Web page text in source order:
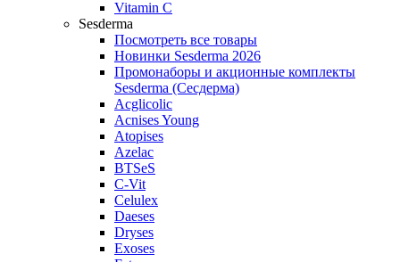
Vitamin C
Sesderma
Посмотреть все товары
Новинки Sesderma 2026
Промонаборы и акционные комплекты
Sesderma (Сесдерма)
Acglicolic
Acnises Young
Atopises
Azelac
BTSeS
C‑Vit
Celulex
Daeses
Dryses
Exoses